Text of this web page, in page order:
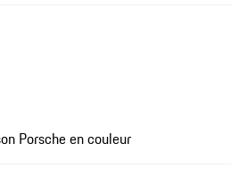
Porsche en couleur